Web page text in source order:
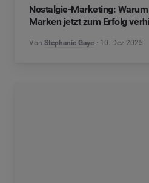
Nostalgie-Marketing:
Marken jetzt zum Erfolg
Von Stephanie Gaye 10. Dez 2025